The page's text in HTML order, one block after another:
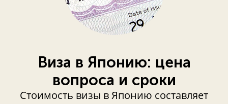
Виза в Японию: цена
вопроса и сроки
Стоимость визы в Японию составляет